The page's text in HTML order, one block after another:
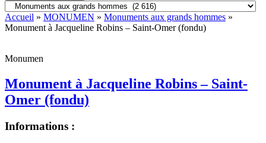
Accueil » MONUMEN » Monuments aux grands hommes »
Monument à Jacqueline Robins – Saint-Omer (fondu)
Monumen
Monument à Jacqueline Robins – Saint-
Omer (fondu)
Informations :